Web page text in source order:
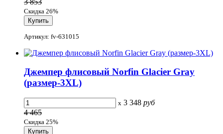
3 853
Скидка 26%
Артикул: fv-631015
Джемпер флисовый Norfin Glacier Gray
(размер-3XL)
x 3 348 руб
4 465
Скидка 25%